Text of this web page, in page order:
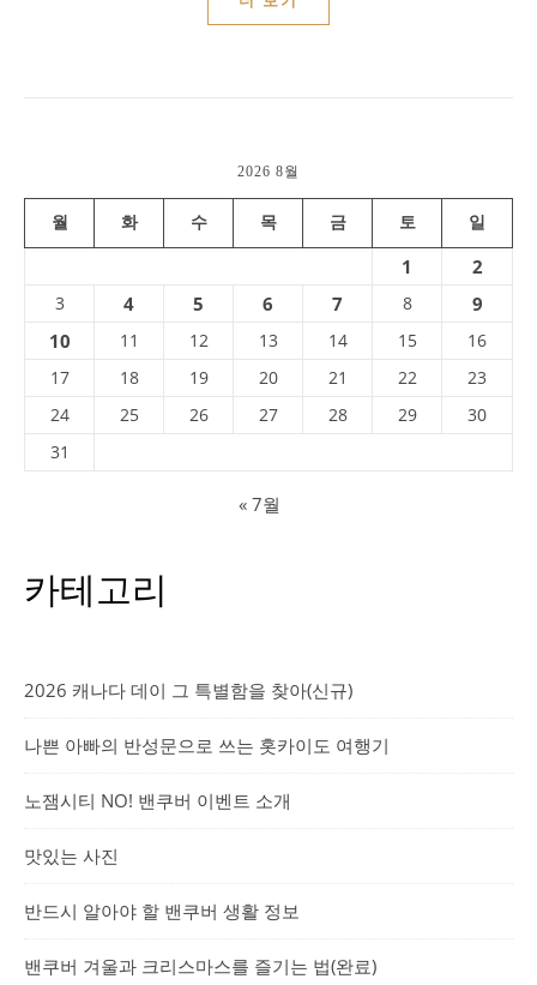
2026 8월
월 화 수 목 금 토 일
1 2
3 4 5 6 7 8
9
10
11 12 13 14 15
16
17
18 19 20 21 22
23
24
25 26 27 28 29
30
31
« 7월
카테고리
2026 캐나다 데이 그 특별함을 찾아(신규)
나쁜 아빠의 반성문으로 쓰는 홋카이도 여행기
노잼시티 NO! 밴쿠버 이벤트 소개
맛있는 사진
반드시 알아야 할 밴쿠버 생활 정보
밴쿠버 겨울과 크리스마스를 즐기는 법(완료)